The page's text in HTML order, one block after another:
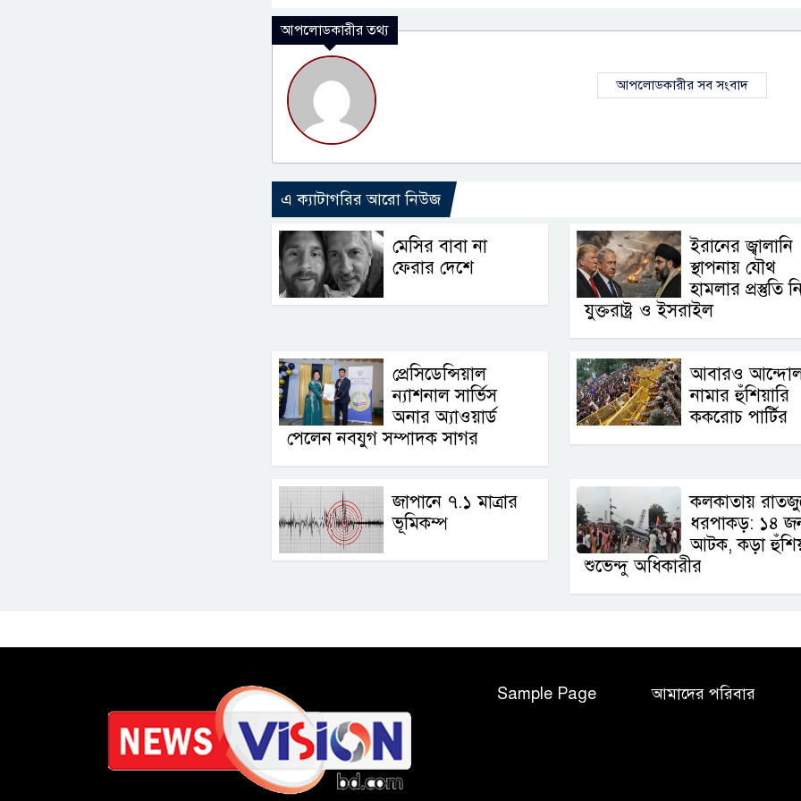
আপলোডকারীর তথ্য
আপলোডকারীর সব সংবাদ
এ ক্যাটাগরির আরো নিউজ
মেসির বাবা না
ফেরার দেশে
ইরানের জ্বালানি
স্থাপনায় যৌথ
হামলার প্রস্তুতি
যুক্তরাষ্ট্র ও ইসরাইল
প্রেসিডেন্সিয়াল
ন্যাশনাল সার্ভিস
অনার অ্যাওয়ার্ড
পেলেন নবযুগ সম্পাদক সাগর
আবারও
নামার হুঁশিয়ারি
ককরোচ পার্টির
জাপানে ৭.১ মাত্রার
ভূমিকম্প
কলকাতায়
ধরপাকড়: ১৪
আটক, কড়া
শুভেন্দু অধিকারীর
Sample Page আমাদের পরিবার